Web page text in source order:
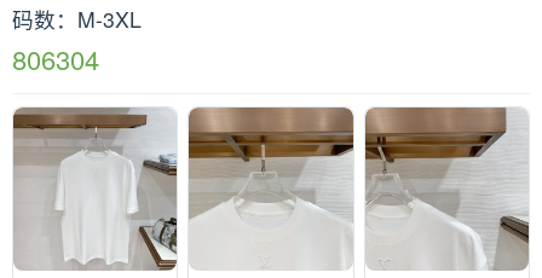
码数：M-3XL
806304